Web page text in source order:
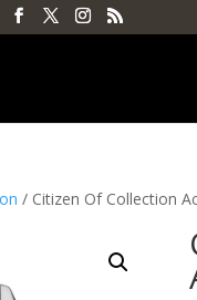
/ Citizen Of Collection